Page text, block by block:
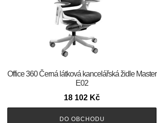
Office 360 Černá látková kancelářská židle Master
E02
18 102 Kč
DO OBCHODU